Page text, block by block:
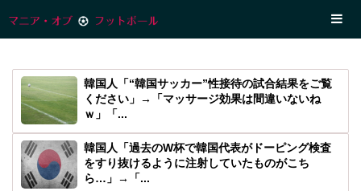
韓国人「“韓国サッカー”性接待の試合結果をご覧
ください」→「マッサージ効果は間違いないね
ｗ」「...
韓国人「過去のW杯で韓国代表がドーピング検査
をすり抜けるように注射していたものがこち
ら…」→「...